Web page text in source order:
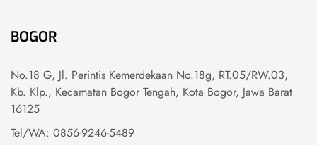
BOGOR
No.18 G, Jl. Perintis Kemerdekaan No.18g, RT.05/RW.03,
Kb. Klp., Kecamatan Bogor Tengah, Kota Bogor, Jawa Barat
16125
Tel/WA: 0856-9246-5489